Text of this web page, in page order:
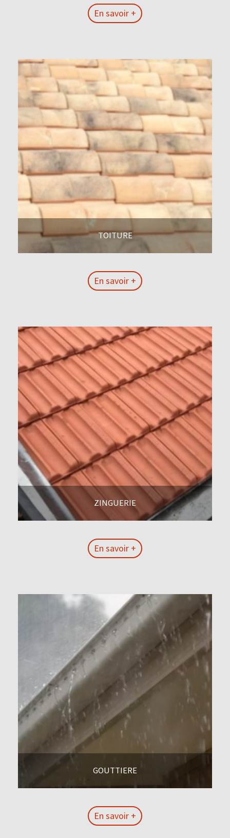
En savoir +
TOITURE
En savoir +
ZINGUERIE
En savoir +
GOUTTIERE
En savoir +